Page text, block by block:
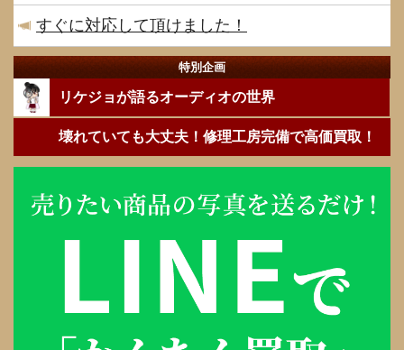
すぐに対応して頂けました！
特別企画
リケジョが語るオーディオの世界
壊れていても大丈夫！修理工房完備で高価買取！